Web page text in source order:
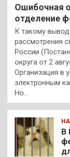
Ошибочная
отделение
К такому
рассмотрения
России
округа от 2
Организация в
электронным
Но…
В